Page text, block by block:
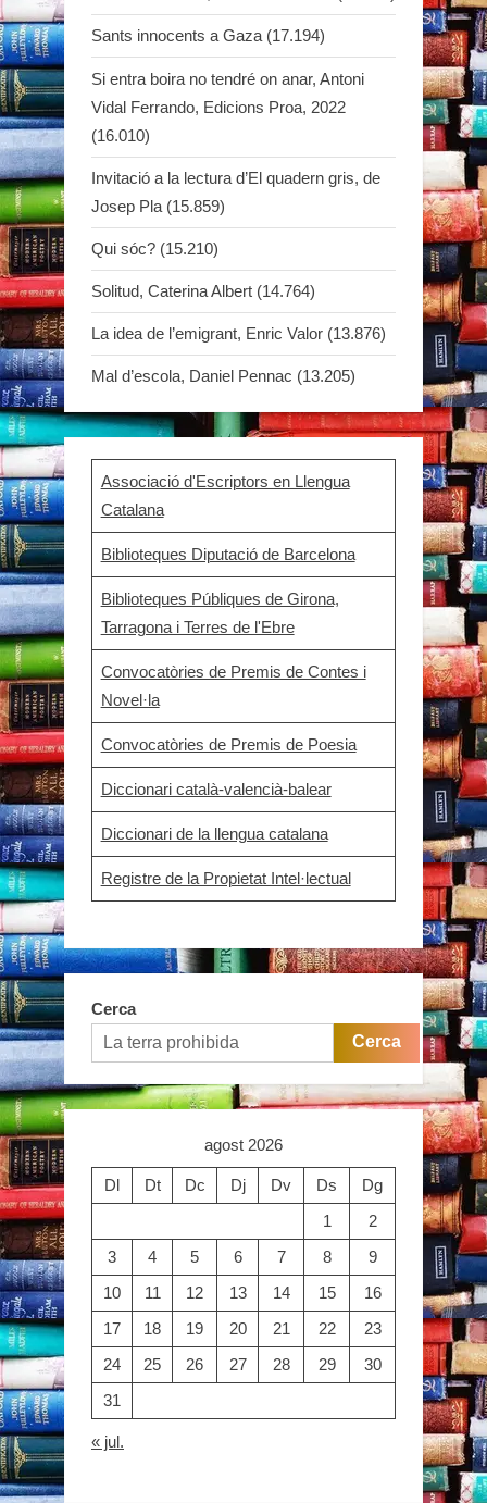
Sants innocents a Gaza (17.194)
Si entra boira no tendré on anar, Antoni
Vidal Ferrando, Edicions Proa, 2022
(16.010)
Invitació a la lectura d’El quadern gris, de
Josep Pla (15.859)
Qui sóc? (15.210)
Solitud, Caterina Albert (14.764)
La idea de l’emigrant, Enric Valor (13.876)
Mal d’escola, Daniel Pennac (13.205)
Associació d'Escriptors en Llengua
Catalana
Biblioteques Diputació de Barcelona
Biblioteques Públiques de Girona,
Tarragona i Terres de l'Ebre
Convocatòries de Premis de Contes i
Novel·la
Convocatòries de Premis de Poesia
Diccionari català-valencià-balear
Diccionari de la llengua catalana
Registre de la Propietat Intel·lectual
Cerca
Cerca
agost 2026
Dl Dt Dc Dj Dv Ds
Dg
1
2
3
4 5 6 7 8
9
10
11 12 13 14 15
16
17
18 19 20 21 22
23
24
25 26 27 28 29
30
31
« jul.